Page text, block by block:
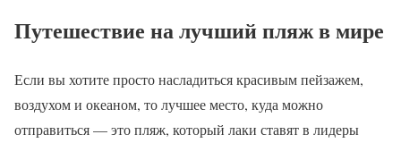
Путешествие на лучший пляж в мире
Если вы хотите просто насладиться красивым пейзажем,
воздухом и океаном, то лучшее место, куда можно
отправиться — это пляж, который лаки ставят в лидеры